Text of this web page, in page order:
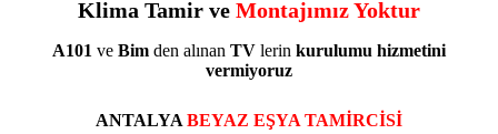
Klima Tamir ve Montajımız Yoktur
A101 ve Bim den alınan TV lerin kurulumu hizmetini
vermiyoruz
ANTALYA BEYAZ EŞYA TAMİRCİSİ